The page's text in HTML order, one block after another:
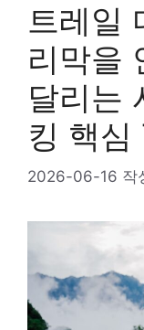
트레일
리막을
달리는
킹 핵심
2026-06-16 작